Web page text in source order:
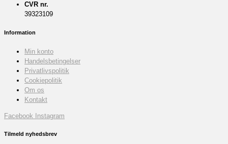
CVR nr.
39323109
Information
Min konto
Handelsbetingelser
Privatlivspolitik
Cookiepolitik
Om os
Kontakt
Facebook Instagram
Tilmeld nyhedsbrev